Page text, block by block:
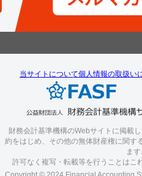
当サイトについて個人情報の取扱い
財務会計基準機構のWebサイトに掲載
約をはじめ、その他の無体財産権に関す
ます
許可なく複写・転載等を行うことはこ